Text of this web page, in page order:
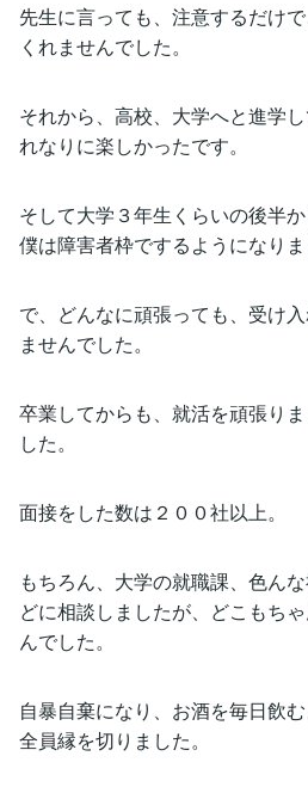
先生に言っても、注意するだけ
くれませんでした。
それから、高校、大学へと進学
れなりに楽しかったです。
そして大学３年生くらいの後半か
僕は障害者枠でするようになりま
で、どんなに頑張っても、受け
ませんでした。
卒業してからも、就活を頑張り
した。
面接をした数は２００社以上。
もちろん、大学の就職課、色ん
どに相談しましたが、どこもち
んでした。
自暴自棄になり、お酒を毎日飲
全員縁を切りました。